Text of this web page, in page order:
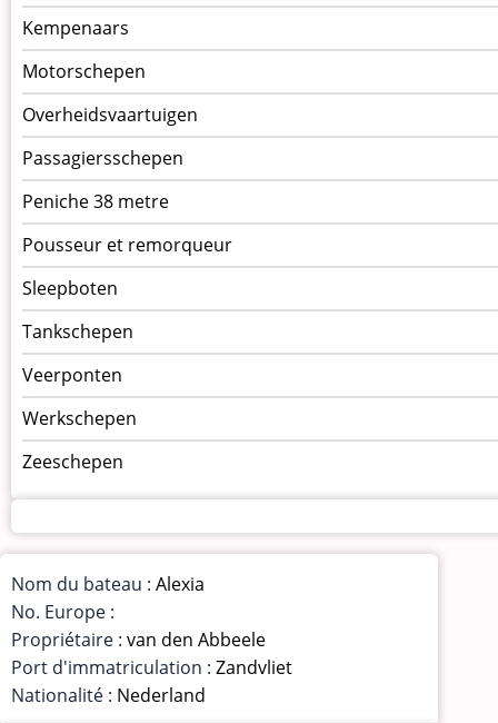
Kempenaars
Motorschepen
Overheidsvaartuigen
Passagiersschepen
Peniche 38 metre
Pousseur et remorqueur
Sleepboten
Tankschepen
Veerponten
Werkschepen
Zeeschepen
Nom du bateau : Alexia
No. Europe :
Propriétaire : van den Abbeele
Port d'immatriculation : Zandvliet
Nationalité : Nederland